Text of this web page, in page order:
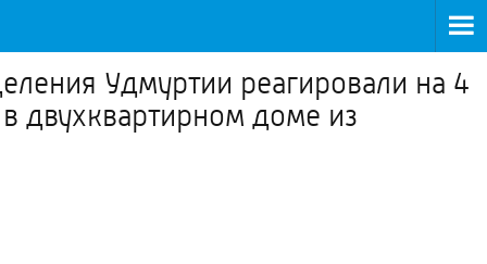
Удмуртии реагировали на 4
двухквартирном доме из